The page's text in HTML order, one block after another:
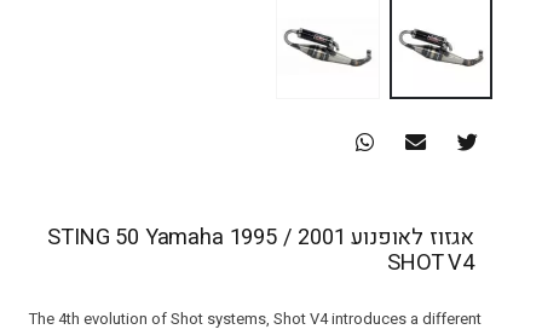
אגזוז לאופנוע STING 50 Yamaha 1995 / 2001
SHOT V4
The 4th evolution of Shot systems, Shot V4 introduces a different